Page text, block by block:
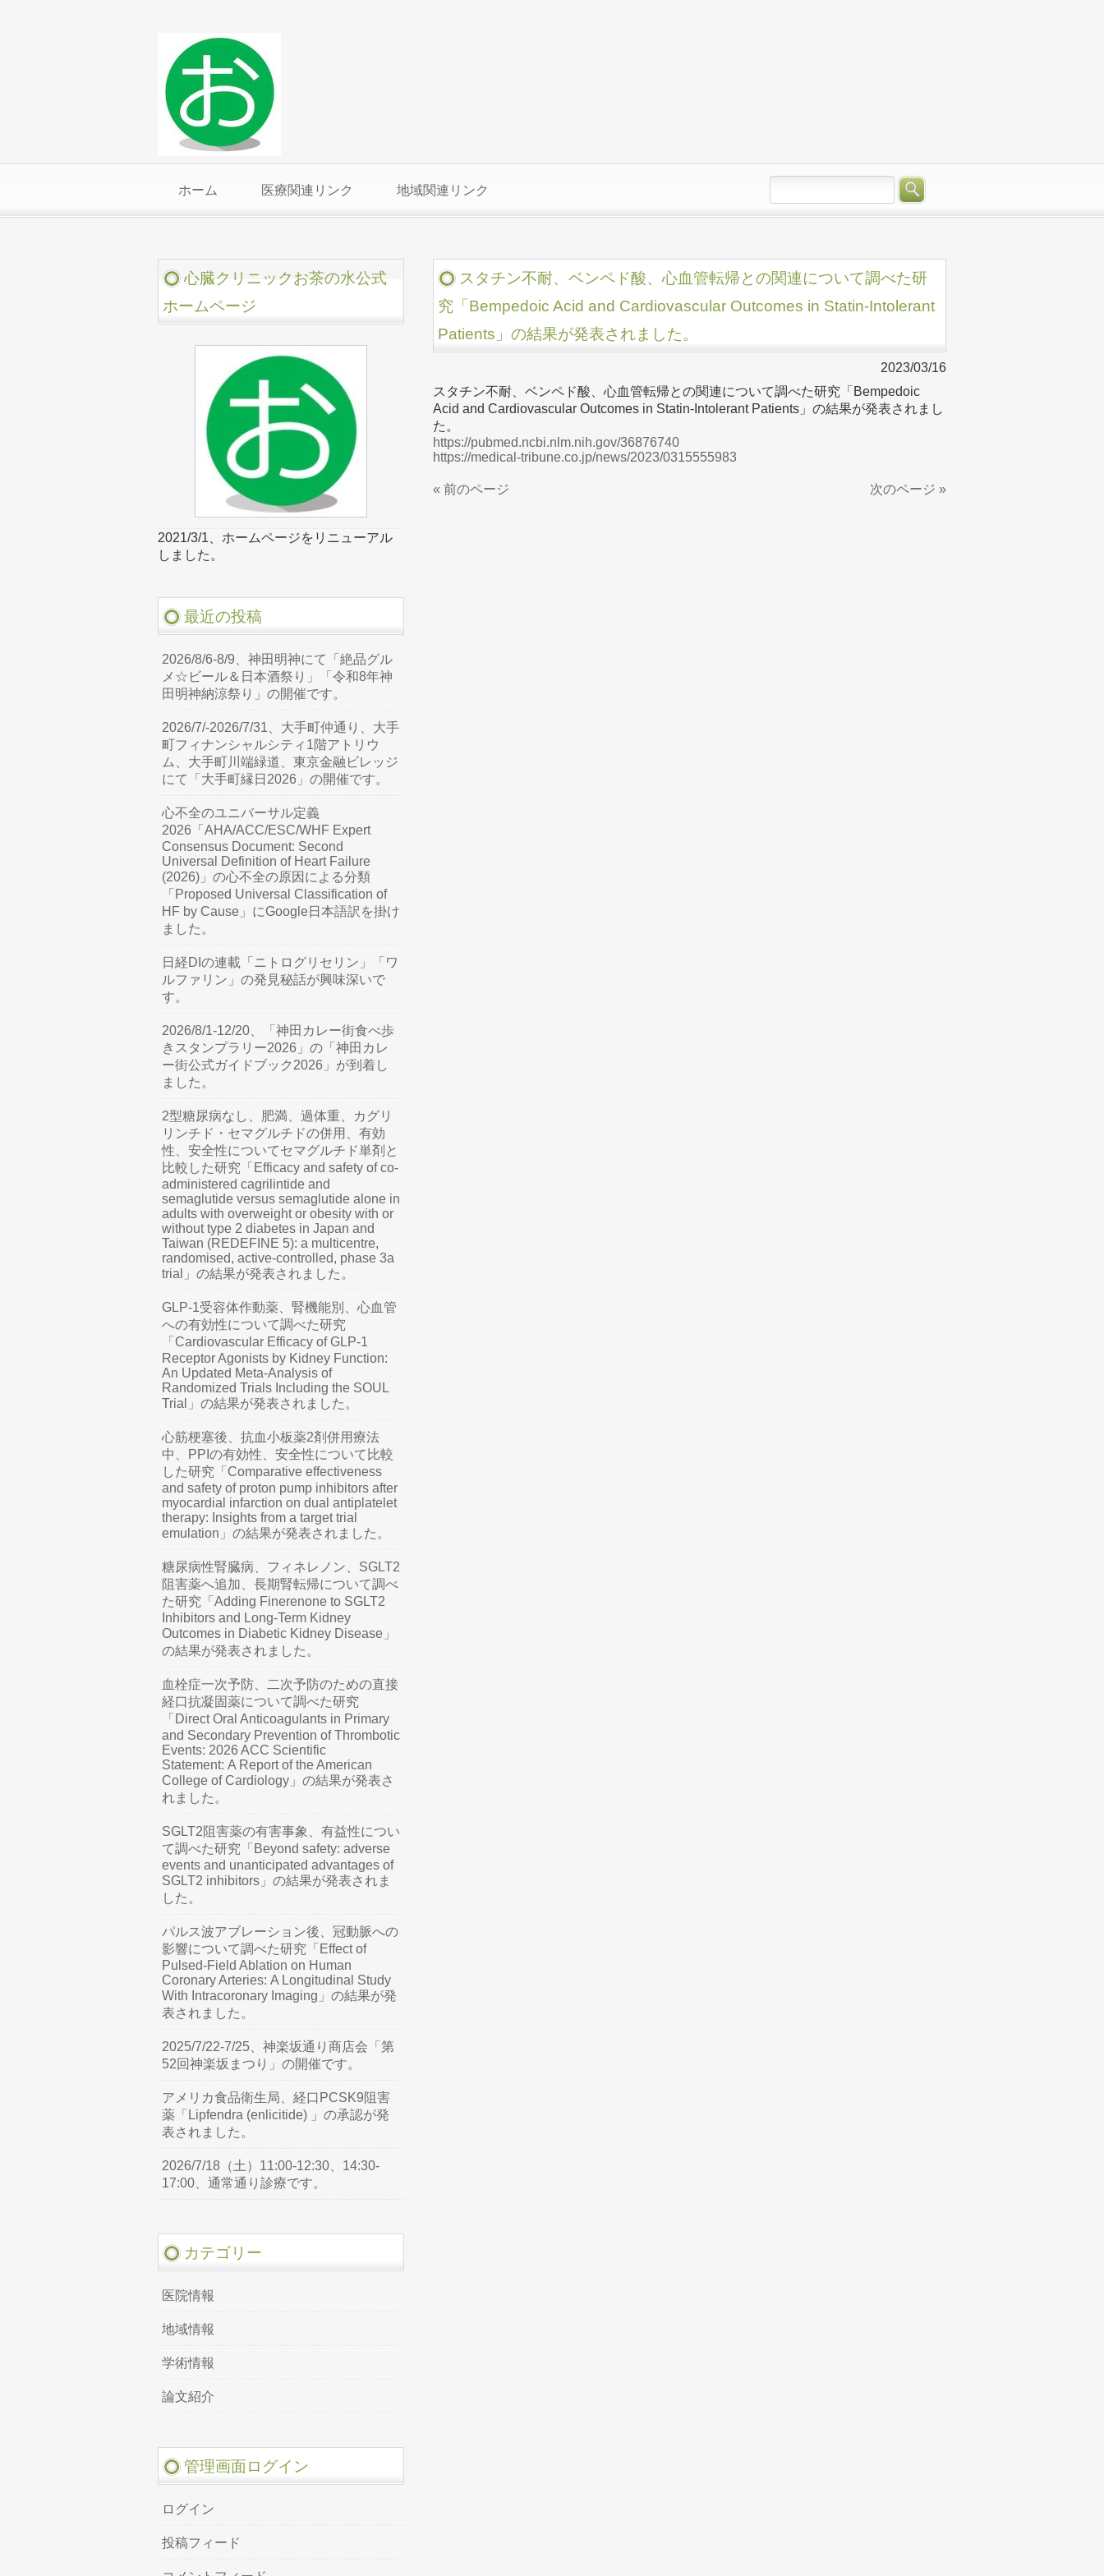
ホーム 医療関連リンク 地域関連リンク
スタチン不耐、ベンペド酸、心血管転帰との関連について調べた研
究「Bempedoic Acid and Cardiovascular Outcomes in Statin-Intolerant
Patients」の結果が発表されました。
2023/03/16
スタチン不耐、ベンペド酸、心血管転帰との関連について調べた研究「Bempedoic
Acid and Cardiovascular Outcomes in Statin-Intolerant Patients」の結果が発表されまし
た。
https://pubmed.ncbi.nlm.nih.gov/36876740
https://medical-tribune.co.jp/news/2023/0315555983
« 前のページ 次のページ »
心臓クリニックお茶の水公式
ホームページ
2021/3/1、ホームページをリニューアル
しました。
最近の投稿
2026/8/6-8/9、神田明神にて「絶品グル
メ☆ビール＆日本酒祭り」「令和8年神
田明神納涼祭り」の開催です。
2026/7/-2026/7/31、大手町仲通り、大手
町フィナンシャルシティ1階アトリウ
ム、大手町川端緑道、東京金融ビレッジ
にて「大手町縁日2026」の開催です。
心不全のユニバーサル定義
2026「AHA/ACC/ESC/WHF Expert
Consensus Document: Second
Universal Definition of Heart Failure
(2026)」の心不全の原因による分類
「Proposed Universal Classification of
HF by Cause」にGoogle日本語訳を掛け
ました。
日経DIの連載「ニトログリセリン」「ワ
ルファリン」の発見秘話が興味深いで
す。
2026/8/1-12/20、「神田カレー街食べ歩
きスタンプラリー2026」の「神田カレ
ー街公式ガイドブック2026」が到着し
ました。
2型糖尿病なし、肥満、過体重、カグリ
リンチド・セマグルチドの併用、有効
性、安全性についてセマグルチド単剤と
比較した研究「Efficacy and safety of co-
administered cagrilintide and
semaglutide versus semaglutide alone in
adults with overweight or obesity with or
without type 2 diabetes in Japan and
Taiwan (REDEFINE 5): a multicentre,
randomised, active-controlled, phase 3a
trial」の結果が発表されました。
GLP-1受容体作動薬、腎機能別、心血管
への有効性について調べた研究
「Cardiovascular Efficacy of GLP-1
Receptor Agonists by Kidney Function:
An Updated Meta-Analysis of
Randomized Trials Including the SOUL
Trial」の結果が発表されました。
心筋梗塞後、抗血小板薬2剤併用療法
中、PPIの有効性、安全性について比較
した研究「Comparative effectiveness
and safety of proton pump inhibitors after
myocardial infarction on dual antiplatelet
therapy: Insights from a target trial
emulation」の結果が発表されました。
糖尿病性腎臓病、フィネレノン、SGLT2
阻害薬へ追加、長期腎転帰について調べ
た研究「Adding Finerenone to SGLT2
Inhibitors and Long-Term Kidney
Outcomes in Diabetic Kidney Disease」
の結果が発表されました。
血栓症一次予防、二次予防のための直接
経口抗凝固薬について調べた研究
「Direct Oral Anticoagulants in Primary
and Secondary Prevention of Thrombotic
Events: 2026 ACC Scientific
Statement: A Report of the American
College of Cardiology」の結果が発表さ
れました。
SGLT2阻害薬の有害事象、有益性につい
て調べた研究「Beyond safety: adverse
events and unanticipated advantages of
SGLT2 inhibitors」の結果が発表されま
した。
パルス波アブレーション後、冠動脈への
影響について調べた研究「Effect of
Pulsed-Field Ablation on Human
Coronary Arteries: A Longitudinal Study
With Intracoronary Imaging」の結果が発
表されました。
2025/7/22-7/25、神楽坂通り商店会「第
52回神楽坂まつり」の開催です。
アメリカ食品衛生局、経口PCSK9阻害
薬「Lipfendra (enlicitide) 」の承認が発
表されました。
2026/7/18（土）11:00-12:30、14:30-
17:00、通常通り診療です。
カテゴリー
医院情報
地域情報
学術情報
論文紹介
管理画面ログイン
ログイン
投稿フィード